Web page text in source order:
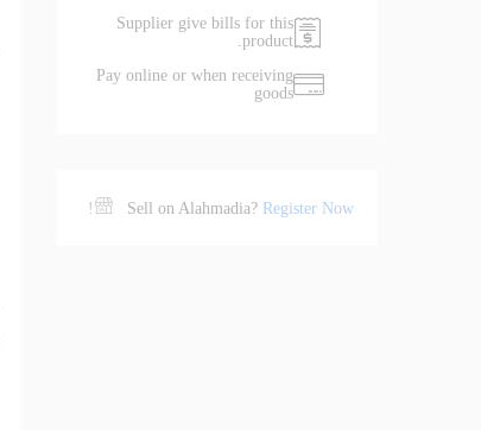
Supplier give bills for this
product.
Pay online or when receiving
goods
Sell on Alahmadia? Register Now!